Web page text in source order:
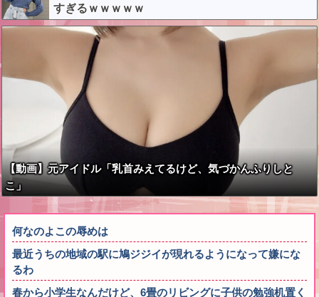
すぎるｗｗｗｗｗ
【動画】元アイドル「乳首みえてるけど、気づかんふりしと
こ」
何なのよこの辱めは
最近うちの地域の駅に鳩ジジイが現れるようになって嫌にな
るわ
春から小学生なんだけど、6畳のリビングに子供の勉強机置く